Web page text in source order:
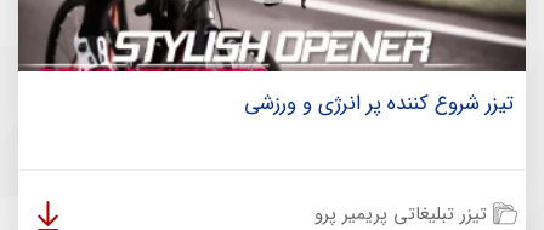
تیزر شروع کننده پر انرژی و ورزشی
تیزر تبلیغاتی پریمیر پرو